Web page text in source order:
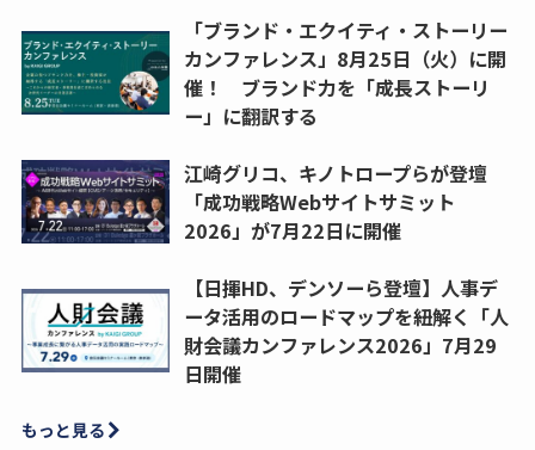
「ブランド・エクイティ・ストーリー
カンファレンス」8月25日（火）に開
催！ ブランド力を「成長ストーリ
ー」に翻訳する
江崎グリコ、キノトロープらが登壇
「成功戦略Webサイトサミット
2026」が7月22日に開催
【日揮HD、デンソーら登壇】人事デ
ータ活用のロードマップを紐解く「人
財会議カンファレンス2026」7月29
日開催
もっと見る